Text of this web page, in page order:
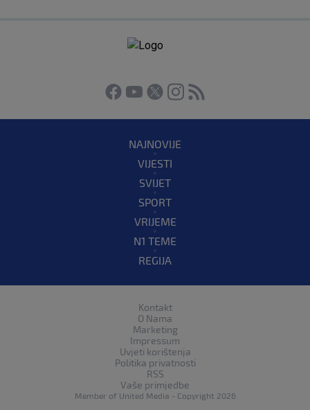
NAJNOVIJE
VIJESTI
SVIJET
SPORT
VRIJEME
N1 TEME
REGIJA
Kontakt
O Nama
Marketing
Impressum
Uvjeti korištenja
Politika privatnosti
RSS
Vaše primjedbe
Member of United Media - Copyright 2026